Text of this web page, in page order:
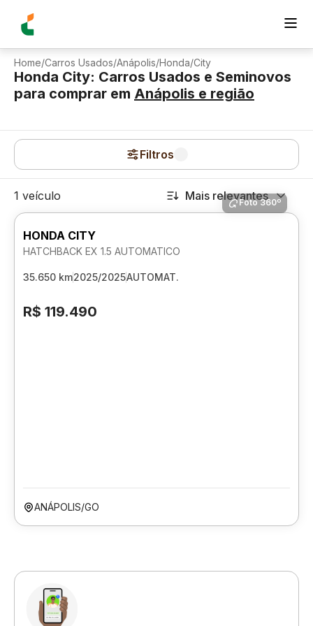
Home/Carros Usados/Anápolis/Honda/City
Honda City: Carros Usados e Seminovos
para comprar em Anápolis e região
Filtros
1 veículo Mais relevantes
Foto 360º
HONDA CITY
HATCHBACK EX 1.5 AUTOMATICO
35.650 km2025/2025AUTOMAT.
R$ 119.490
ANÁPOLIS/GO